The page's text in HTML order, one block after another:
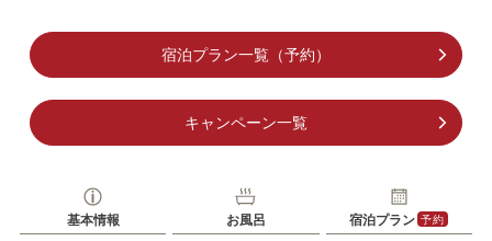
宿泊プラン一覧（予約）
キャンペーン一覧
基本情報 お風呂 宿泊プラン 予約